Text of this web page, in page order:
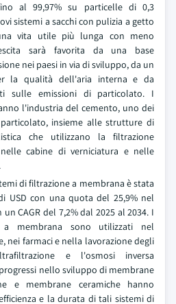
al 99,97% su particelle di 0,3
sistemi a sacchi con pulizia a getto
vita utile più lunga con meno
sarà favorita da una base
nei paesi in via di sviluppo, da un
la qualità dell'aria interna e da
sulle emissioni di particolato. I
l'industria del cemento, uno dei
insieme alle strutture di
che utilizzano la filtrazione
cabine di verniciatura e nelle
di filtrazione a membrana è stata
USD con una quota del 25,9% nel
CAGR del 7,2% dal 2025 al 2034. I
membrana sono utilizzati nel
nei farmaci e nella lavorazione degli
e l'osmosi inversa
nello sviluppo di membrane
e membrane ceramiche hanno
e la durata di tali sistemi di